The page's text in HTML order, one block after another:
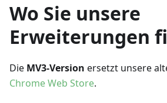
Wo Sie unsere
Erweiterungen
Die MV3-Version ersetzt unsere
Chrome Web Store.